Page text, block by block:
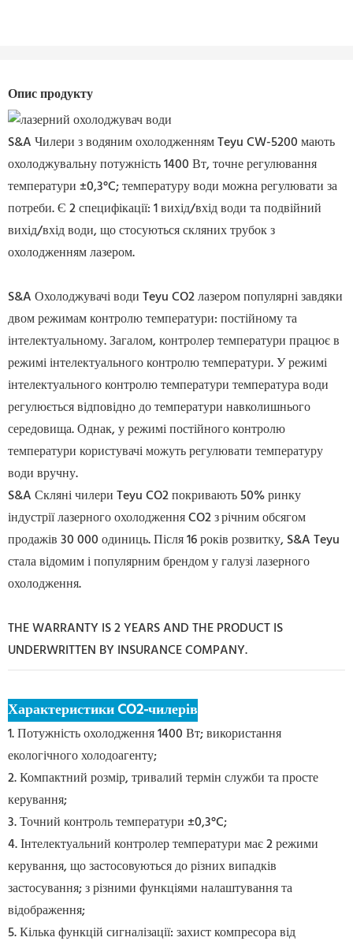
Опис продукту
S&A Чилери з водяним охолодженням Teyu CW-5200 мають
охолоджувальну потужність 1400 Вт,точне регулювання
температури ±0,3°C;температуру води можна регулювати за
потреби. Є 2 специфікації: 1 вихід/вхід води та подвійний
вихід/вхід води, що стосуються скляних трубок з
охолодженням лазером.
S&A Охолоджувачі води Teyu CO2 лазером популярні завдяки
двом режимам контролю температури: постійному та
інтелектуальному. Загалом, контролер температури працює в
режимі інтелектуального контролю температури. У режимі
інтелектуального контролю температури температура води
регулюється відповідно до температури навколишнього
середовища. Однак, у режимі постійного контролю
температури користувачі можуть регулювати температуру
води вручну.
S&A Скляні чилери Teyu CO2 покривають 50% ринку
індустрії лазерного охолодження CO2 зрічним обсягом
продажів 30 000 одиниць. Після 16 років розвитку, S&A Teyu
стала відомим і популярним брендом у галузі лазерного
охолодження.
THE WARRANTY IS 2 YEARS AND THE PRODUCT IS
UNDERWRITTEN BY INSURANCE COMPANY.
Характеристики CO2-чилерів
1. Потужність охолодження 1400 Вт; використання
екологічного холодоагенту;
2. Компактний розмір, тривалий термін служби та просте
керування;
3. Точний контроль температури ±0,3°C;
4. Інтелектуальний контролер температури має 2 режими
керування, що застосовуються до різних випадків
застосування; з різними функціями налаштування та
відображення;
5. Кілька функцій сигналізації: захист компресора від